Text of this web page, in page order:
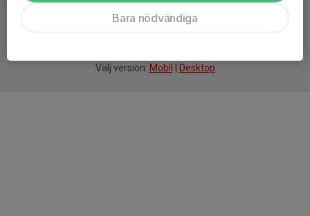
Välj version: Mobil Desktop
Bara nödvändiga